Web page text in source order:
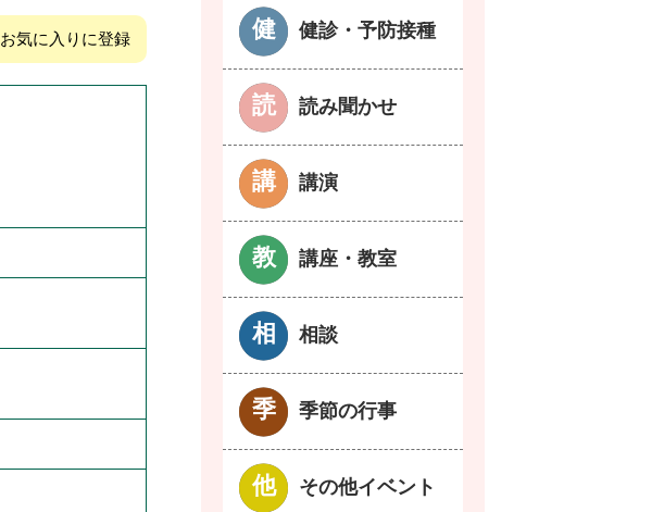
お気に入りに登録 健診・予防接種
読み聞かせ
講演
講座・教室
相談
季節の行事
その他イベント